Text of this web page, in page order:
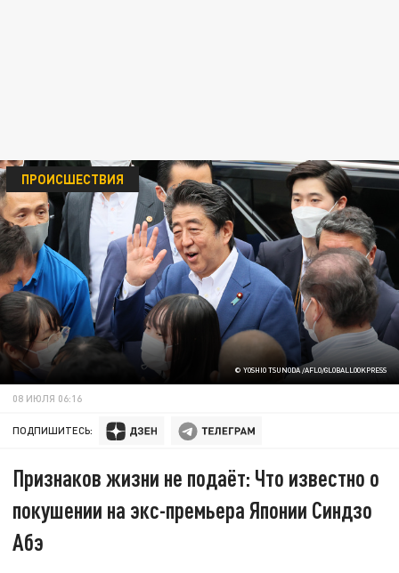
© YOSHIO TSUNODA /AFLO/GLOBALLOOKPRESS
ПРОИСШЕСТВИЯ
08 ИЮЛЯ 06:16
ПОДПИШИТЕСЬ:
Признаков жизни не подаёт: Что известно о
покушении на экс-премьера Японии Синдзо
Абэ